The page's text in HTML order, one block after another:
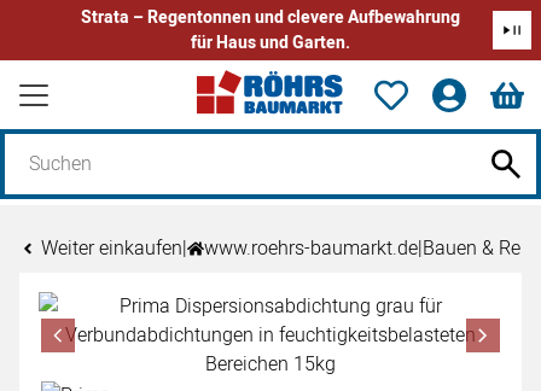
Strata – Regentonnen und clevere Aufbewahrung
für Haus und Garten.
Zum Hauptinhalt springen
Weiter einkaufen| www.roehrs-baumarkt.de|Bauen &
Produktgalerie
Zur Kaufbox springen